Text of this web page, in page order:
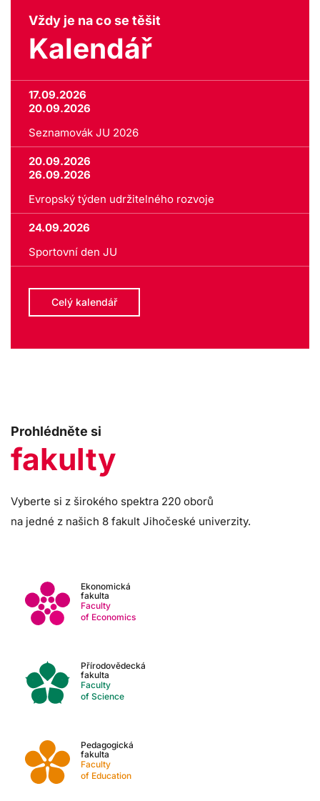
Vždy je na co se těšit
Kalendář
17.09.2026
20.09.2026
Seznamovák JU 2026
20.09.2026
26.09.2026
Evropský týden udržitelného rozvoje
24.09.2026
Sportovní den JU
Celý kalendář
Prohlédněte si
fakulty
Vyberte si z širokého spektra 220 oborů
na jedné z našich 8 fakult Jihočeské univerzity.
Ekonomická
fakulta
Faculty
of Economics
Přírodovědecká
fakulta
Faculty
of Science
Pedagogická
fakulta
Faculty
of Education